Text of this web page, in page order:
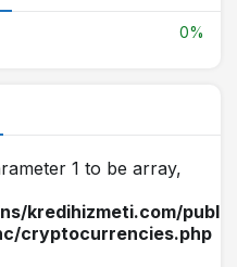
0%
1 to be array,
kredihizmeti.com/
cryptocurrencies.php